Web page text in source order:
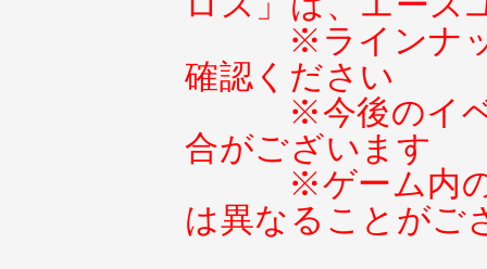
※ラインナ
確認ください
※今後のイ
合がございます
※ゲーム内
は異なることがご